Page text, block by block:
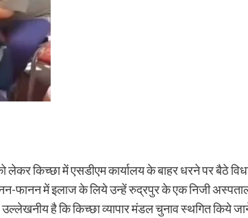
लेकर किच्छा में एसडीएम कार्यालय के बाहर धरने पर बैठे
फानन में इलाज के लिये उन्हें रुद्रपुर के एक निजी अस्पताल
है कि किच्छा व्यापार मंडल चुनाव स्थगित किये